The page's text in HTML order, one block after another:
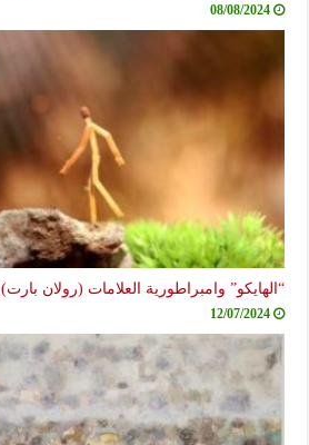
08/08/2024
“الهايكو” وامبراطورية العلامات (رولان بارت)
12/07/2024